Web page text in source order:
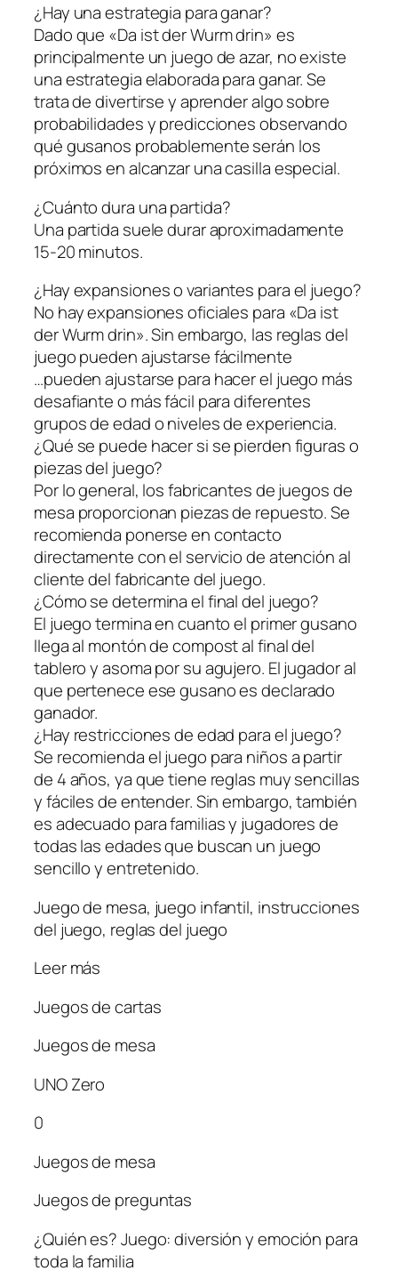
¿Hay una estrategia para ganar?
Dado que «Da ist der Wurm drin» es
principalmente un juego de azar, no existe
una estrategia elaborada para ganar. Se
trata de divertirse y aprender algo sobre
probabilidades y predicciones observando
qué gusanos probablemente serán los
próximos en alcanzar una casilla especial.
¿Cuánto dura una partida?
Una partida suele durar aproximadamente
15-20 minutos.
¿Hay expansiones o variantes para el juego?
No hay expansiones oficiales para «Da ist
der Wurm drin». Sin embargo, las reglas del
juego pueden ajustarse fácilmente
…pueden ajustarse para hacer el juego más
desafiante o más fácil para diferentes
grupos de edad o niveles de experiencia.
¿Qué se puede hacer si se pierden figuras o
piezas del juego?
Por lo general, los fabricantes de juegos de
mesa proporcionan piezas de repuesto. Se
recomienda ponerse en contacto
directamente con el servicio de atención al
cliente del fabricante del juego.
¿Cómo se determina el final del juego?
El juego termina en cuanto el primer gusano
llega al montón de compost al final del
tablero y asoma por su agujero. El jugador al
que pertenece ese gusano es declarado
ganador.
¿Hay restricciones de edad para el juego?
Se recomienda el juego para niños a partir
de 4 años, ya que tiene reglas muy sencillas
y fáciles de entender. Sin embargo, también
es adecuado para familias y jugadores de
todas las edades que buscan un juego
sencillo y entretenido.
Juego de mesa, juego infantil, instrucciones
del juego, reglas del juego
Leer más
Juegos de cartas
Juegos de mesa
UNO Zero
0
Juegos de mesa
Juegos de preguntas
¿Quién es? Juego: diversión y emoción para
toda la familia